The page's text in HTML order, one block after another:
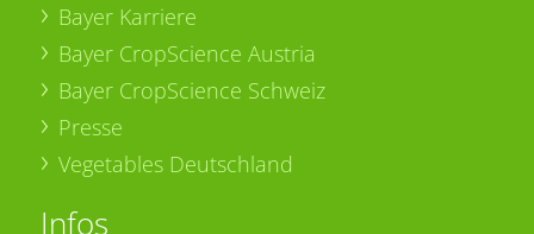
Bayer Karriere
Bayer CropScience Austria
Bayer CropScience Schweiz
Presse
Vegetables Deutschland
Infos